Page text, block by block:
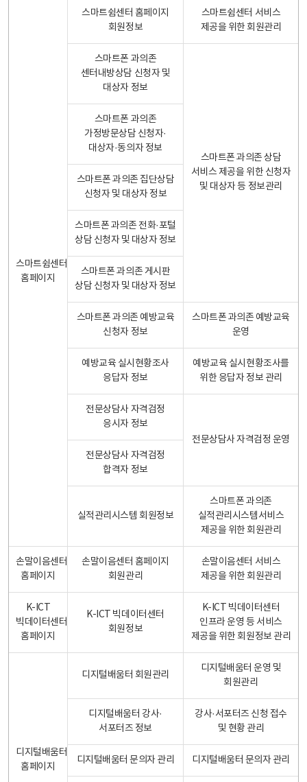
스마트쉼센터
홈페이지
스마트쉼센터 홈페이지
회원정보
스마트쉼센터 서비스
제공을 위한 회원관리
스마트폰 과의존
센터내방상담 신청자 및
대상자 정보
스마트폰 과의존 상담
서비스 제공을 위한 신청자
및 대상자 등 정보관리
스마트폰 과의존
가정방문상담 신청자·
대상자·동의자 정보
스마트폰 과의존 집단상담
신청자 및 대상자 정보
스마트폰 과의존 전화·포털
상담 신청자 및 대상자 정보
스마트폰 과의존 게시판
상담 신청자 및 대상자 정보
스마트폰 과의존 예방교육
신청자 정보
스마트폰 과의존 예방교육
운영
예방교육 실시현황조사
응답자 정보
예방교육 실시현황조사를
위한 응답자 정보 관리
전문상담사 자격검정
응시자 정보
전문상담사 자격검정 운영
전문상담사 자격검정
합격자 정보
실적관리시스템 회원정보
스마트폰 과의존
실적관리시스템서비스
제공을 위한 회원관리
손말이음센터
홈페이지
손말이음센터 홈페이지
회원관리
손말이음센터 서비스
제공을 위한 회원관리
K-ICT
빅데이터센터
홈페이지
K-ICT 빅데이터센터
회원정보
K-ICT 빅데이터센터
인프라 운영 등 서비스
제공을 위한 회원정보 관리
디지털배움터
홈페이지
디지털배움터 회원관리
디지털배움터 운영 및
회원관리
디지털배움터 강사·
서포터즈 정보
강사·서포터즈 신청 접수
및 현황 관리
디지털배움터 문의자 관리 디지털배움터 문의자 관리